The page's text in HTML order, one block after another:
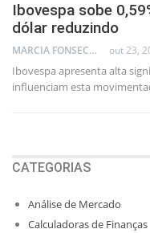
Ibovespa sobe
dólar reduzindo
MARCIA FONSECA - FINANCIAL CONSULTANT out 23,
Ibovespa apresenta alta
influenciam esta
CATEGORIAS
Análise de Mercado
Calculadoras de Finanças